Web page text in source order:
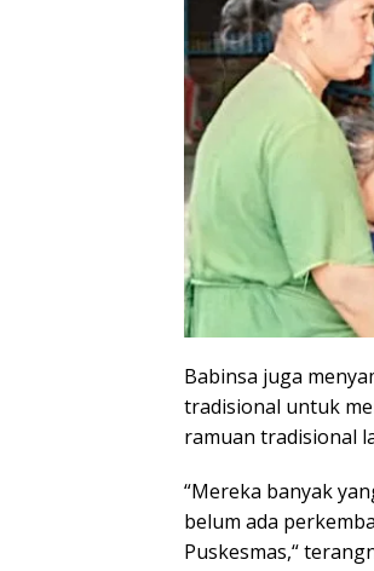
Babinsa juga
tradisional untuk
ramuan tradisional
“Mereka banyak
belum ada
Puskesmas,“